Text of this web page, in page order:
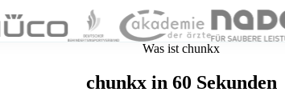
Was ist chunkx
chunkx in 60 Sekunden